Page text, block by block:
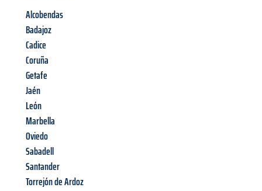
Alcobendas
Badajoz
Cadice
Coruña
Getafe
Jaén
León
Marbella
Oviedo
Sabadell
Santander
Torrejón de Ardoz